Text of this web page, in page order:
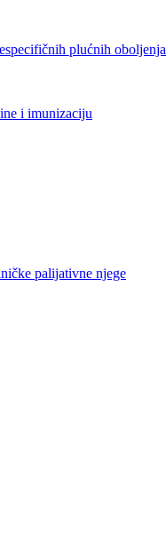
plućnih oboljenja
i imunizaciju
palijativne njege